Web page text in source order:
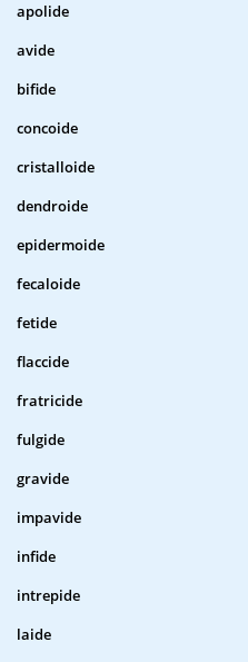
apolide
avide
bifide
concoide
cristalloide
dendroide
epidermoide
fecaloide
fetide
flaccide
fratricide
fulgide
gravide
impavide
infide
intrepide
laide